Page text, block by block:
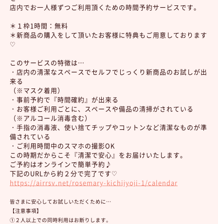
店内でお一人様ずつご利用頂くための時間予約サービスです。
＊１枠1時間：無料
＊新商品の購入をして頂いたお客様に特典もご用意しております
♡
このサービスの特徴は…
・店内の清潔なスペースでセルフでじっくり新商品のお試しが出
来る
（※マスク着用）
・事前予約で『時間確約』が出来る
・お客様ご利用ごとに、スペースや備品の清掃がされている
（※アルコール消毒含む）
・手指の消毒液、使い捨てチップやコットンなど清潔なものが準
備されている
・ご利用時間中のスマホの撮影OK
この時期だからこそ『清潔で安心』をお届けいたします。
ご予約はオンラインで簡単予約♪
下記のURLから約２分で完了です♡
https://airrsv.net/rosemary-kichijyoji-1/calendar
皆さまに安心してお試しいただくために…
【注意事項】
①２人以上での同時利用はお断りします。